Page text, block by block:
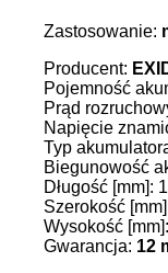
Zastosowanie:
Producent:
Pojemność
Prąd
Napięcie
Typ
Biegunowość
Długość [mm]:
Szerokość
Wysokość
Gwarancja: 12